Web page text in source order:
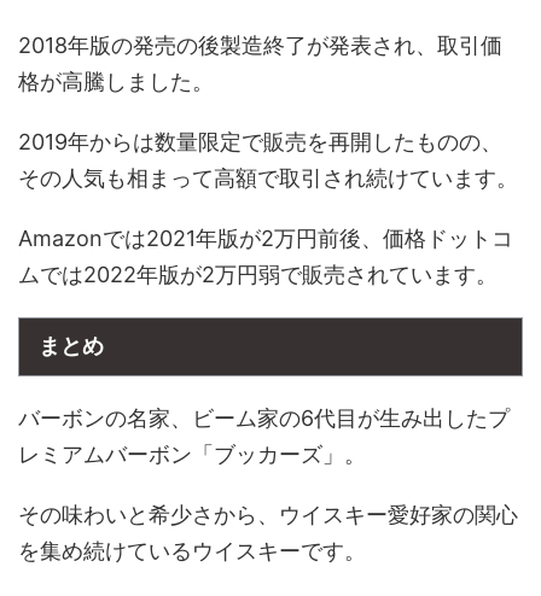
2018年版の発売の後製造終了が発表され、取引価
格が高騰しました。
2019年からは数量限定で販売を再開したものの、
その人気も相まって高額で取引され続けています。
Amazonでは2021年版が2万円前後、価格ドットコ
ムでは2022年版が2万円弱で販売されています。
まとめ
バーボンの名家、ビーム家の6代目が生み出したプ
レミアムバーボン「ブッカーズ」。
その味わいと希少さから、ウイスキー愛好家の関心
を集め続けているウイスキーです。